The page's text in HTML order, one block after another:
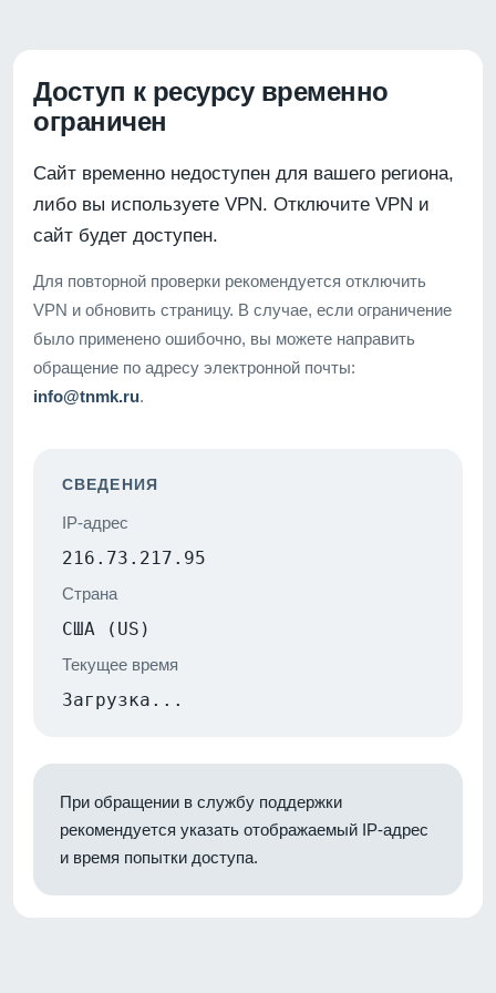
Доступ к ресурсу временно
ограничен
Сайт временно недоступен для вашего региона,
либо вы используете VPN. Отключите VPN и
сайт будет доступен.
Для повторной проверки рекомендуется отключить
VPN и обновить страницу. В случае, если ограничение
было применено ошибочно, вы можете направить
обращение по адресу электронной почты:
info@tnmk.ru.
СВЕДЕНИЯ
IP-адрес
216.73.217.95
Страна
США (US)
Текущее время
Загрузка...
При обращении в службу поддержки
рекомендуется указать отображаемый IP-адрес
и время попытки доступа.